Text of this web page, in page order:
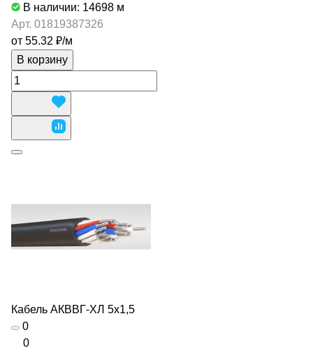
В наличии: 14698 м
Арт. 01819387326
от 55.32 ₽/м
В корзину
Кабель АКВВГ-ХЛ 5х1,5
0
0